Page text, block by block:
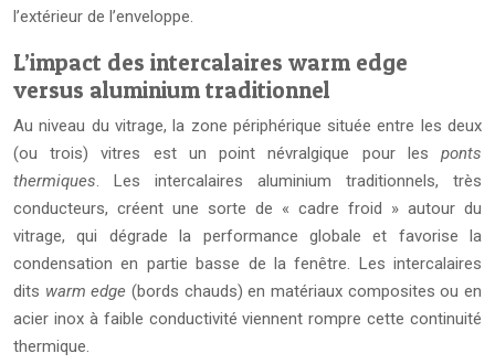
l’extérieur de l’enveloppe.
L’impact des intercalaires warm edge
versus aluminium traditionnel
Au niveau du vitrage, la zone périphérique située entre les deux
(ou trois) vitres est un point névralgique pour les ponts
thermiques . Les intercalaires aluminium traditionnels, très
conducteurs, créent une sorte de « cadre froid » autour du
vitrage, qui dégrade la performance globale et favorise la
condensation en partie basse de la fenêtre. Les intercalaires
dits warm edge (bords chauds) en matériaux composites ou en
acier inox à faible conductivité viennent rompre cette continuité
thermique.